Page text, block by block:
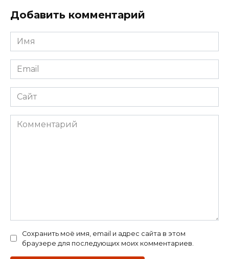
Добавить комментарий
Имя
*
Email
*
Сайт
Комментарий
Сохранить моё имя, email и адрес сайта в этом
браузере для последующих моих комментариев.